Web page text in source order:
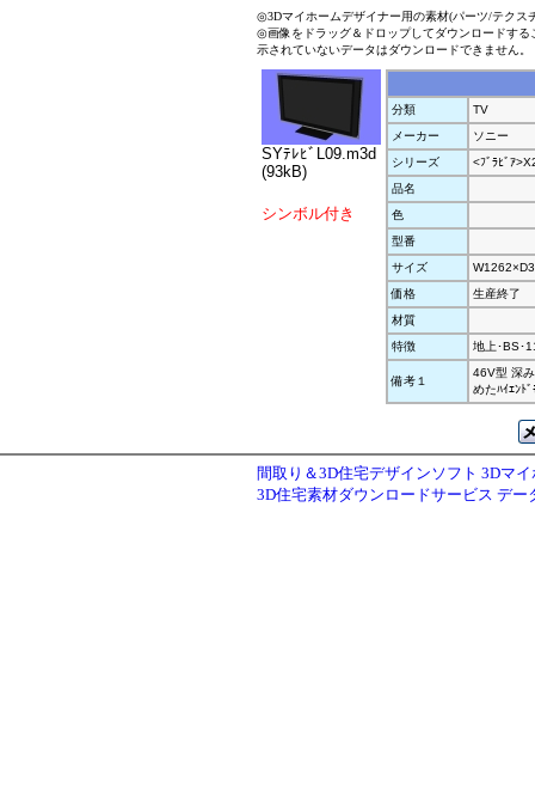
◎3Dマイホームデザイナー用の素材(パーツ/テクス
◎画像をドラッグ＆ドロップしてダウンロードす
示されていないデータはダウンロードできません。
SYﾃﾚﾋﾞL09.m3d
(93kB)
シンボル付き
分類
TV
メーカー
ソニー
シリーズ
<ﾌﾞﾗﾋﾞｱ
品名
色
型番
サイズ
価格
生産終了
材質
特徴
地上･BS･
備考１
46V型 深
めたﾊｲｴﾝﾄﾞ
間取り＆3D住宅デザインソフト 3Dマ
3D住宅素材ダウンロードサービス デー